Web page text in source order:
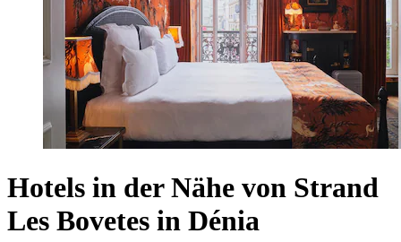
Hotels in der Nähe von Strand
Les Bovetes in Dénia